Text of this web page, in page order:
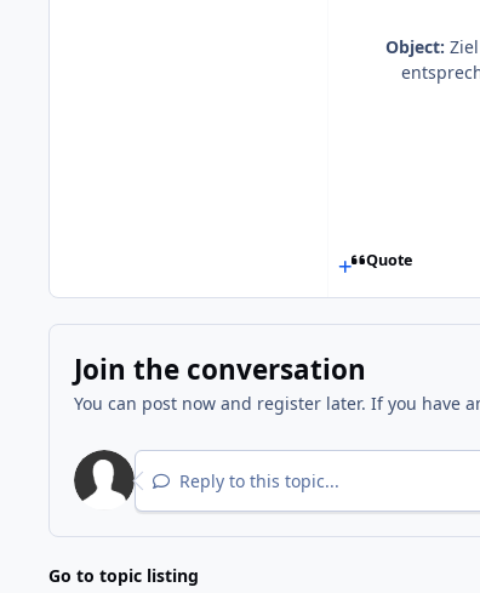
Object:
Quote
Join the conversation
You can post now and register later. If you have
Reply to this topic...
Go to topic listing